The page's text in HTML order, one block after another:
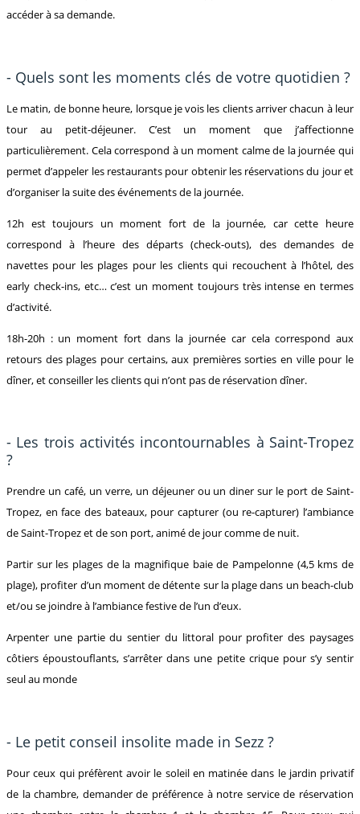
accéder à sa demande.
- Quels sont les moments clés de votre quotidien ?
Le matin, de bonne heure, lorsque je vois les clients arriver chacun à leur
tour au petit-déjeuner. C’est un moment que j’affectionne
particulièrement. Cela correspond à un moment calme de la journée qui
permet d’appeler les restaurants pour obtenir les réservations du jour et
d’organiser la suite des événements de la journée.
12h est toujours un moment fort de la journée, car cette heure
correspond à l’heure des départs (check-outs), des demandes de
navettes pour les plages pour les clients qui recouchent à l’hôtel, des
early check-ins, etc… c’est un moment toujours très intense en termes
d’activité.
18h-20h : un moment fort dans la journée car cela correspond aux
retours des plages pour certains, aux premières sorties en ville pour le
dîner, et conseiller les clients qui n’ont pas de réservation dîner.
- Les trois activités incontournables à Saint-Tropez
?
Prendre un café, un verre, un déjeuner ou un diner sur le port de Saint-
Tropez, en face des bateaux, pour capturer (ou re-capturer) l’ambiance
de Saint-Tropez et de son port, animé de jour comme de nuit.
Partir sur les plages de la magnifique baie de Pampelonne (4,5 kms de
plage), profiter d’un moment de détente sur la plage dans un beach-club
et/ou se joindre à l’ambiance festive de l’un d’eux.
Arpenter une partie du sentier du littoral pour profiter des paysages
côtiers époustouflants, s’arrêter dans une petite crique pour s’y sentir
seul au monde
- Le petit conseil insolite made in Sezz ?
Pour ceux qui préfèrent avoir le soleil en matinée dans le jardin privatif
de la chambre, demander de préférence à notre service de réservation